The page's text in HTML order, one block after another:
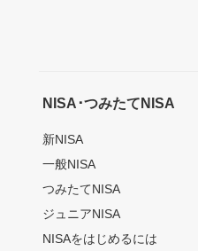
NISA･つみたてNISA
新NISA
一般NISA
つみたてNISA
ジュニアNISA
NISAをはじめるには